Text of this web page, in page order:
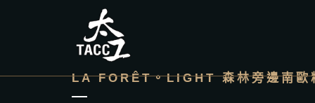
LA FORÊT。LIGHT 森林旁邊南歐